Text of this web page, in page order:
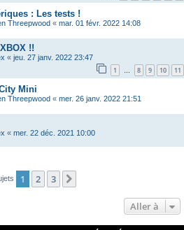
: Les tests !
Threepwood « mar. 01 févr. 2022 14:08
!!
« jeu. 27 janv. 2022 23:47
1 … 8 9 10 11
Mini
Threepwood « mer. 26 janv. 2022 21:51
« mer. 22 déc. 2021 10:00
1 2 3
Aller à